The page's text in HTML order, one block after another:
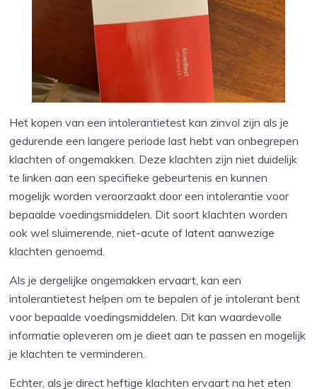
Het kopen van een intolerantietest kan zinvol zijn als je
gedurende een langere periode last hebt van onbegrepen
klachten of ongemakken. Deze klachten zijn niet duidelijk
te linken aan een specifieke gebeurtenis en kunnen
mogelijk worden veroorzaakt door een intolerantie voor
bepaalde voedingsmiddelen. Dit soort klachten worden
ook wel sluimerende, niet-acute of latent aanwezige
klachten genoemd.
Als je dergelijke ongemakken ervaart, kan een
intolerantietest helpen om te bepalen of je intolerant bent
voor bepaalde voedingsmiddelen. Dit kan waardevolle
informatie opleveren om je dieet aan te passen en mogelijk
je klachten te verminderen.
Echter, als je direct heftige klachten ervaart na het eten